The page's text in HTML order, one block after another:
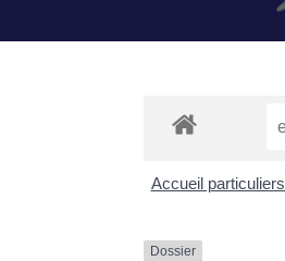
Accueil particuliers
Dossier